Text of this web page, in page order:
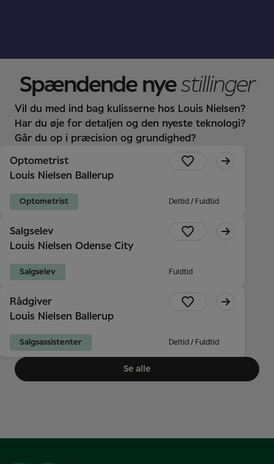
Spændende nyestillinger
Vil du med ind bag kulisserne hos Louis Nielsen?
Har du øje for detaljen og den nyeste teknologi?
Går du op i præcision og grundighed?
Optometrist
Louis Nielsen Ballerup
Deltid / Fuldtid
Optometrist
Salgselev
Louis Nielsen Odense City
Fuldtid
Salgselev
Rådgiver
Louis Nielsen Ballerup
Deltid / Fuldtid
Salgsassistenter
Se alle